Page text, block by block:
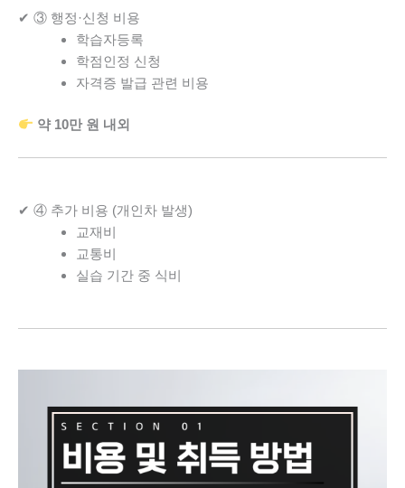
✔ ③ 행정·신청 비용
학습자등록
학점인정 신청
자격증 발급 관련 비용
약 10만 원 내외
✔ ④ 추가 비용 (개인차 발생)
교재비
교통비
실습 기간 중 식비